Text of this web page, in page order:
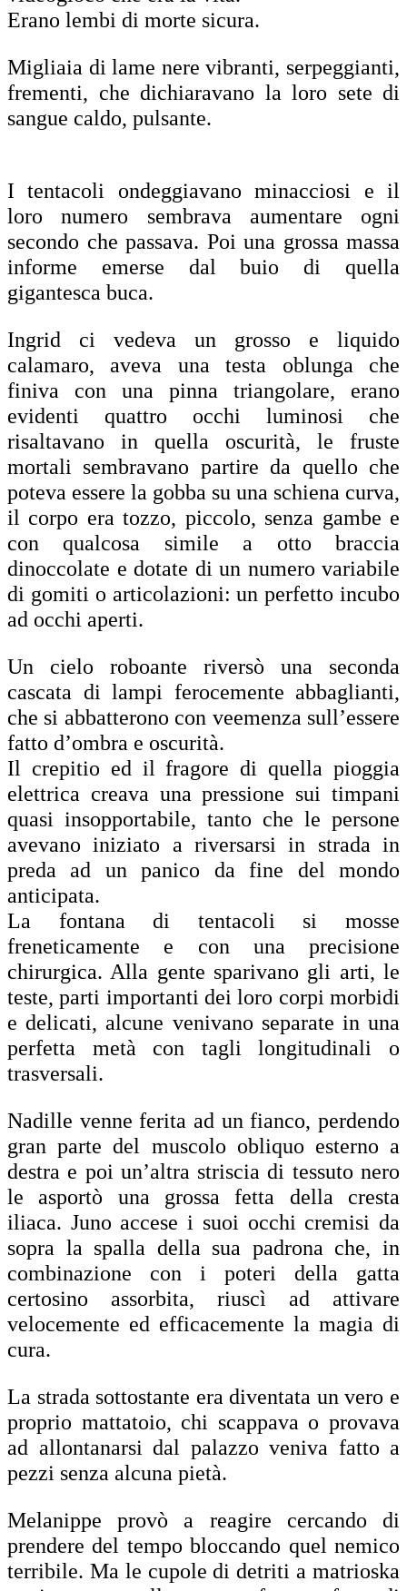
Erano lembi di morte sicura.
Migliaia di lame nere vibranti, serpeggianti,
frementi, che dichiaravano la loro sete di
sangue caldo, pulsante.
I tentacoli ondeggiavano minacciosi e il
loro numero sembrava aumentare ogni
secondo che passava. Poi una grossa massa
informe emerse dal buio di quella
gigantesca buca.
Ingrid ci vedeva un grosso e liquido
calamaro, aveva una testa oblunga che
finiva con una pinna triangolare, erano
evidenti quattro occhi luminosi che
risaltavano in quella oscurità, le fruste
mortali sembravano partire da quello che
poteva essere la gobba su una schiena curva,
il corpo era tozzo, piccolo, senza gambe e
con qualcosa simile a otto braccia
dinoccolate e dotate di un numero variabile
di gomiti o articolazioni: un perfetto incubo
ad occhi aperti.
Un cielo roboante riversò una seconda
cascata di lampi ferocemente abbaglianti,
che si abbatterono con veemenza sull’essere
fatto d’ombra e oscurità.
Il crepitio ed il fragore di quella pioggia
elettrica creava una pressione sui timpani
quasi insopportabile, tanto che le persone
avevano iniziato a riversarsi in strada in
preda ad un panico da fine del mondo
anticipata.
La fontana di tentacoli si mosse
freneticamente e con una precisione
chirurgica. Alla gente sparivano gli arti, le
teste, parti importanti dei loro corpi morbidi
e delicati, alcune venivano separate in una
perfetta metà con tagli longitudinali o
trasversali.
Nadille venne ferita ad un fianco, perdendo
gran parte del muscolo obliquo esterno a
destra e poi un’altra striscia di tessuto nero
le asportò una grossa fetta della cresta
iliaca. Juno accese i suoi occhi cremisi da
sopra la spalla della sua padrona che, in
combinazione con i poteri della gatta
certosino assorbita, riuscì ad attivare
velocemente ed efficacemente la magia di
cura.
La strada sottostante era diventata un vero e
proprio mattatoio, chi scappava o provava
ad allontanarsi dal palazzo veniva fatto a
pezzi senza alcuna pietà.
Melanippe provò a reagire cercando di
prendere del tempo bloccando quel nemico
terribile. Ma le cupole di detriti a matrioska